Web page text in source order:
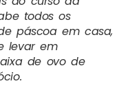
todos os
páscoa em casa,
levar em
de ovo de